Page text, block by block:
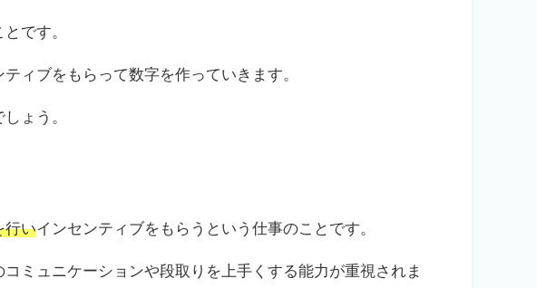
です。
ィブをもらって数字を作っていきます。
ょう。
行いインセンティブをもらうという仕事のことです。
ミュニケーションや段取りを上手くする能力が重視されま